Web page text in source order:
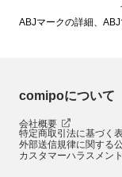
ABJマークの詳細、
comipoについて
会社概要
特定商取引法に基づく
外部送信規律に関する
カスタマーハラスメン